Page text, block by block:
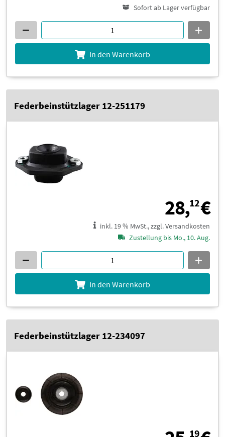
Sofort ab Lager verfügbar
In den Warenkorb
Federbeinstützlager 12-251179
28,12€
inkl. 19 % MwSt., zzgl. Versandkosten
Zustellung bis Mo., 10. Aug.
In den Warenkorb
Federbeinstützlager 12-234097
19